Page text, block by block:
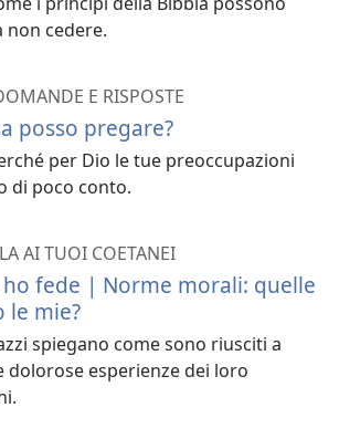
non cedere.
E RISPOSTE
posso pregare?
per Dio le tue preoccupazioni
di poco conto.
AI TUOI COETANEI
ho fede | Norme morali: quelle
le mie?
spiegano come sono riusciti a
dolorose esperienze dei loro